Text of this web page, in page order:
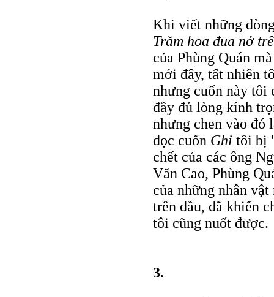
Khi viết những
Trăm hoa đua nở
của Phùng Quán
mới đây, tất nhiên
nhưng cuốn này tôi
đầy đủ lòng kính
nhưng chen vào đó
đọc cuốn Ghi tôi bị
chết của các ông
Văn Cao, Phùng
của những nhân
trên đầu, đã khiến
tôi cũng nuốt được.
3.